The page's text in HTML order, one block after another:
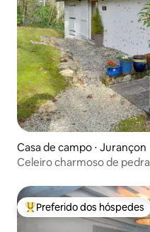
Casa de campo ⋅ Jurançon
Celeiro charmoso de
Entre os melhores
Preferido dos hóspedes